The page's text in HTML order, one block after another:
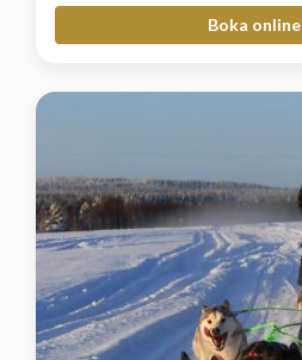
Boka online